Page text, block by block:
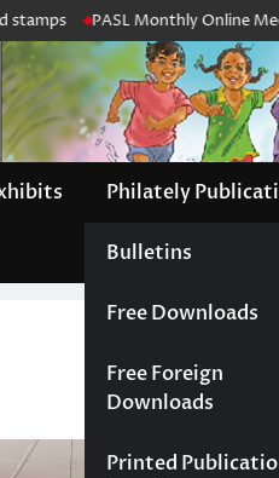
PASL Monthly Online Meeting
Philately
Bulletins
Free Downloads
Free Foreign
Downloads
Printed